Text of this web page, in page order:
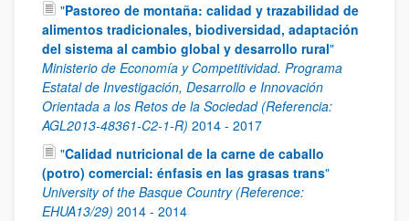
"Pastoreo de montaña: calidad y trazabilidad de
alimentos tradicionales, biodiversidad, adaptación
del sistema al cambio global y desarrollo rural"
Ministerio de Economía y Competitividad. Programa
Estatal de Investigación, Desarrollo e Innovación
Orientada a los Retos de la Sociedad (Referencia:
AGL2013-48361-C2-1-R) 2014 - 2017
"Calidad nutricional de la carne de caballo
(potro) comercial: énfasis en las grasas trans"
University of the Basque Country (Reference:
EHUA13/29) 2014 - 2014